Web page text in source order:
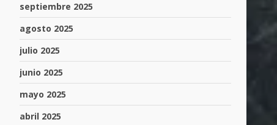
septiembre 2025
agosto 2025
julio 2025
junio 2025
mayo 2025
abril 2025